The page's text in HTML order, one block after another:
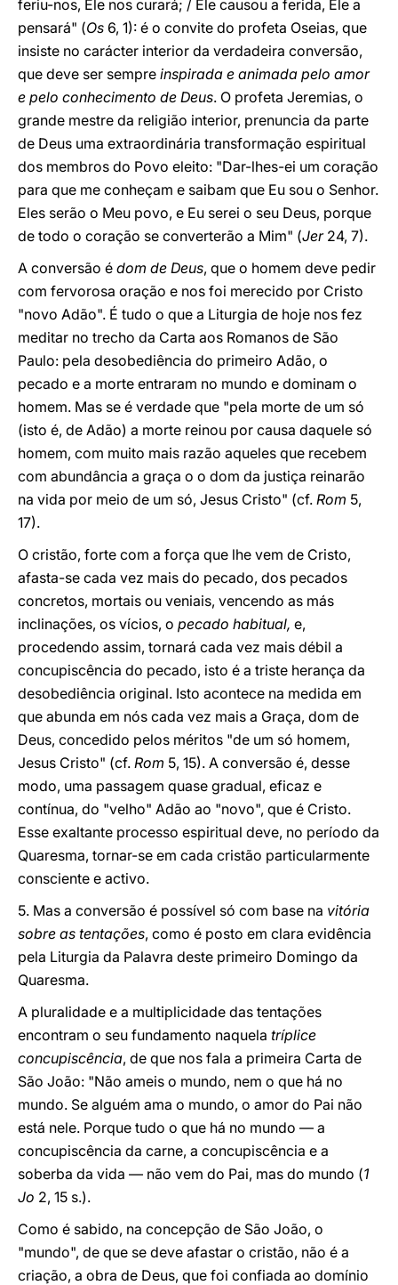
feriu-nos, Ele nos curará; / Ele causou a ferida, Ele a
pensará" (Os 6, 1): é o convite do profeta Oseias, que
insiste no carácter interior da verdadeira conversão,
que deve ser sempre inspirada e animada pelo amor
e pelo conhecimento de Deus. O profeta Jeremias, o
grande mestre da religião interior, prenuncia da parte
de Deus uma extraordinária transformação espiritual
dos membros do Povo eleito: "Dar-lhes-ei um coração
para que me conheçam e saibam que Eu sou o Senhor.
Eles serão o Meu povo, e Eu serei o seu Deus, porque
de todo o coração se converterão a Mim" (Jer24, 7).
A conversão é dom de Deus, que o homem deve pedir
com fervorosa oração e nos foi merecido por Cristo
"novo Adão". É tudo o que a Liturgia de hoje nos fez
meditar no trecho da Carta aos Romanos de São
Paulo: pela desobediência do primeiro Adão, o
pecado e a morte entraram no mundo e dominam o
homem. Mas se é verdade que "pela morte de um só
(isto é, de Adão) a morte reinou por causa daquele só
homem, com muito mais razão aqueles que recebem
com abundância a graça o o dom da justiça reinarão
na vida por meio de um só, Jesus Cristo" (cf. Rom 5,
17).
O cristão, forte com a força que lhe vem de Cristo,
afasta-se cada vez mais do pecado, dos pecados
concretos, mortais ou veniais, vencendo as más
inclinações, os vícios, o pecado habitual, e,
procedendo assim, tornará cada vez mais débil a
concupiscência do pecado, isto é a triste herança da
desobediência original. Isto acontece na medida em
que abunda em nós cada vez mais a Graça, dom de
Deus, concedido pelos méritos "de um só homem,
Jesus Cristo" (cf. Rom 5, 15). A conversão é, desse
modo, uma passagem quase gradual, eficaz e
contínua, do "velho" Adão ao "novo", que é Cristo.
Esse exaltante processo espiritual deve, no período da
Quaresma, tornar-se em cada cristão particularmente
consciente e activo.
5. Mas a conversão é possível só com base na vitória
sobre as tentações, como é posto em clara evidência
pela Liturgia da Palavra deste primeiro Domingo da
Quaresma.
A pluralidade e a multiplicidade das tentações
encontram o seu fundamento naquela tríplice
concupiscência, de que nos fala a primeira Carta de
São João: "Não ameis o mundo, nem o que há no
mundo. Se alguém ama o mundo, o amor do Pai não
está nele. Porque tudo o que há no mundo — a
concupiscência da carne, a concupiscência e a
soberba da vida — não vem do Pai, mas do mundo (1
Jo 2, 15 s.).
Como é sabido, na concepção de São João, o
"mundo", de que se deve afastar o cristão, não é a
criação, a obra de Deus, que foi confiada ao domínio